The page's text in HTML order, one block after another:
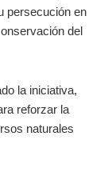
persecución en
del
la iniciativa,
reforzar la
naturales